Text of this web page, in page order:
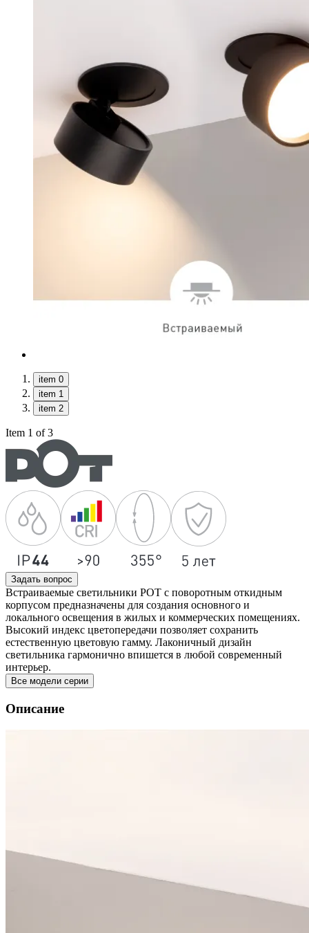
item 0
item 1
item 2
Item 1 of 3
Задать вопрос
Встраиваемые светильники POT с поворотным откидным
корпусом предназначены для создания основного и
локального освещения в жилых и коммерческих помещениях.
Высокий индекс цветопередачи позволяет сохранить
естественную цветовую гамму. Лаконичный дизайн
светильника гармонично впишется в любой современный
интерьер.
Все модели серии
Описание